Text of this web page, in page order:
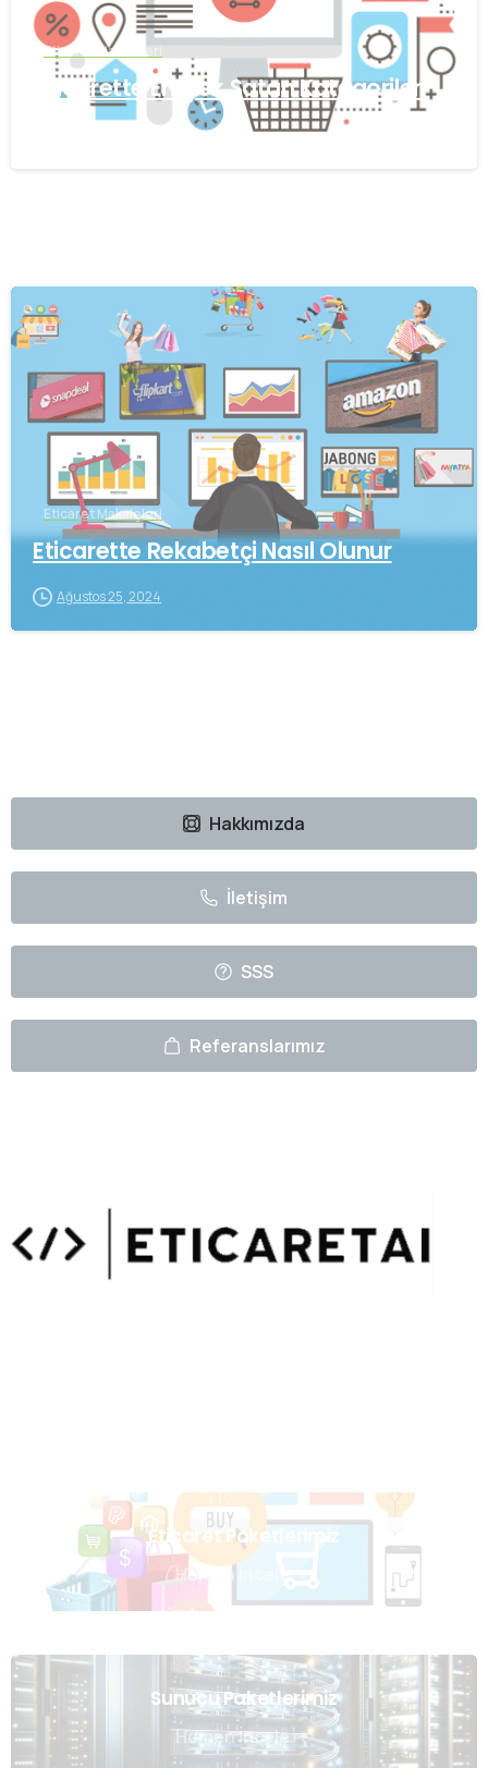
Eticaret Makaleleri
ETicarette En Çok Satan Kategoriler
Eticaret Makaleleri
Eticarette Rekabetçi Nasıl Olunur
Ağustos 25, 2024
Hakkımızda
İletişim
SSS
Referanslarımız
Eticaret Paketlerimiz
Hemen İncele
Sunucu Paketlerimiz
Hemen İncele